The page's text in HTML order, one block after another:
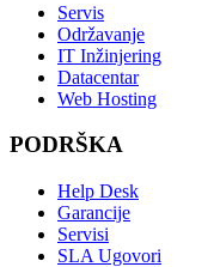
Servis
Održavanje
IT Inžinjering
Datacentar
Web Hosting
PODRŠKA
Help Desk
Garancije
Servisi
SLA Ugovori